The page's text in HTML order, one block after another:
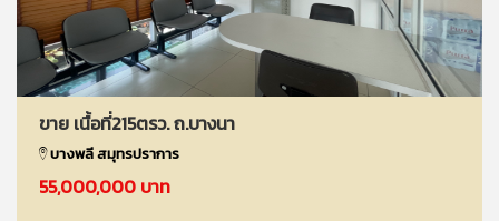
ขาย เนื้อที่215ตรว. ถ.บางนา
บางพลี สมุทรปราการ
55,000,000 บาท